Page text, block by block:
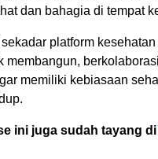
dan bahagia di tempat
platform
membangun,
memiliki kebiasaan
ini juga sudah tayang di